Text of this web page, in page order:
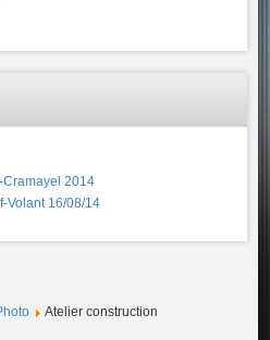
Cramayel 2014
Volant 16/08/14
Atelier construction